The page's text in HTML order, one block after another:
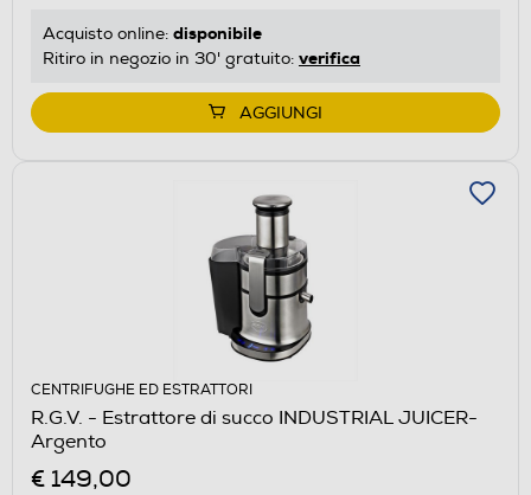
Acquisto online: disponibile
Ritiro in negozio in 30' gratuito: verifica
AGGIUNGI
CENTRIFUGHE ED ESTRATTORI
R.G.V. - Estrattore di succo INDUSTRIAL JUICER-
Argento
€ 149,00